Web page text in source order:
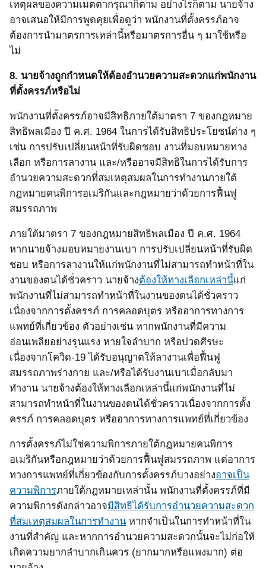
เหตุผลของความเมตตากรุณาก็ตาม อย่างไรก็ตาม นายจ้าง
อาจเสนอให้มีการพูดคุยเพื่อดูว่า พนักงานที่ตั้งครรภ์อาจ
ต้องการนำมาตรการเหล่านี้หรือมาตรการอื่น ๆ มาใช้หรือ
ไม่
8. นายจ้างถูกกำหนดให้ต้องอำนวยความสะดวกแก่พนักงาน
ที่ตั้งครรภ์หรือไม่
พนักงานที่ตั้งครรภ์อาจมีสิทธิภายใต้มาตรา 7 ของกฎหมาย
สิทธิพลเมือง ปี ค.ศ. 1964 ในการได้รับสิทธิประโยชน์ต่าง ๆ
เช่น การปรับเปลี่ยนหน้าที่รับผิดชอบ งานที่มอบหมายทาง
เลือก หรือการลางาน และ/หรืออาจมีสิทธิในการได้รับการ
อำนวยความสะดวกที่สมเหตุสมผลในการทำงานภายใต้
กฎหมายคนพิการอเมริกันและกฎหมายว่าด้วยการฟื้นฟู
สมรรถภาพ
ภายใต้มาตรา 7 ของกฎหมายสิทธิพลเมือง ปี ค.ศ. 1964
หากนายจ้างมอบหมายงานเบา การปรับเปลี่ยนหน้าที่รับผิด
ชอบ หรือการลางานให้แก่พนักงานที่ไม่สามารถทำหน้าที่ใน
งานของตนได้ชั่วคราว นายจ้างต้องให้ทางเลือกเหล่านี้แก่
พนักงานที่ไม่สามารถทำหน้าที่ในงานของตนได้ชั่วคราว
เนื่องจากการตั้งครรภ์ การคลอดบุตร หรืออาการทางการ
แพทย์ที่เกี่ยวข้อง ตัวอย่างเช่น หากพนักงานที่มีความ
อ่อนเพลียอย่างรุนแรง หายใจลำบาก หรือปวดศีรษะ
เนื่องจากโควิด-19ได้รับอนุญาตให้ลางานเพื่อฟื้นฟู
สมรรถภาพร่างกาย และ/หรือได้รับงานเบาเมื่อกลับมา
ทำงาน นายจ้างต้องให้ทางเลือกเหล่านี้แก่พนักงานที่ไม่
สามารถทำหน้าที่ในงานของตนได้ชั่วคราวเนื่องจากการตั้ง
ครรภ์ การคลอดบุตร หรืออาการทางการแพทย์ที่เกี่ยวข้อง
การตั้งครรภ์ไม่ใช่ความพิการภายใต้กฎหมายคนพิการ
อเมริกันหรือกฎหมายว่าด้วยการฟื้นฟูสมรรถภาพ แต่อาการ
ทางการแพทย์ที่เกี่ยวข้องกับการตั้งครรภ์บางอย่างอาจเป็น
ความพิการภายใต้กฎหมายเหล่านั้น พนักงานที่ตั้งครรภ์ที่มี
ความพิการดังกล่าวอาจมีสิทธิได้รับการอำนวยความสะดวก
ที่สมเหตุสมผลในการทำงาน หากจำเป็นในการทำหน้าที่ใน
งานที่สำคัญ และหากการอำนวยความสะดวกนั้นจะไม่ก่อให้
เกิดความยากลำบากเกินควร (ยากมากหรือแพงมาก) ต่อ